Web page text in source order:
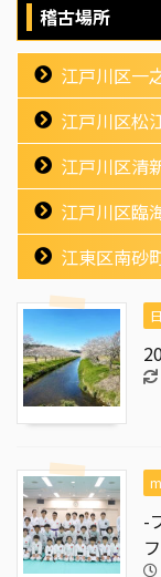
稽古場所
江戸川区一
江戸川区松
江戸川区清
江戸川区臨
江東区南砂
-